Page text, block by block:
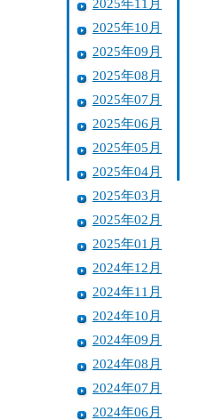
2025年11月
2025年10月
2025年09月
2025年08月
2025年07月
2025年06月
2025年05月
2025年04月
2025年03月
2025年02月
2025年01月
2024年12月
2024年11月
2024年10月
2024年09月
2024年08月
2024年07月
2024年06月